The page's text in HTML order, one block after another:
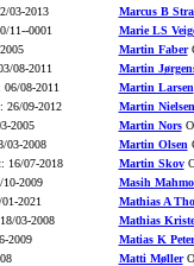
03-2013
11--0001
08-2011
06/08-2011
26/09-2012
2005
03-2008
16/07-2018
10-2009
2021
03-2008
2009
Marcus B
Marie LS
Martin Faber
Martin
Martin Larsen
Martin Nielsen
Martin Nors
Martin Olsen
Martin Skov
Masih
Mathias A
Mathias
Matias K
Matti Møller